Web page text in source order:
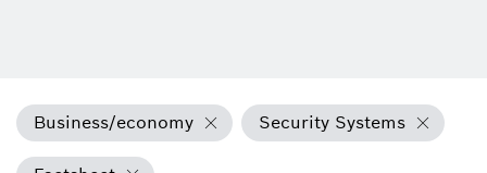
Business/economy Security Systems